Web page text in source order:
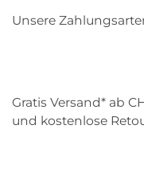
Unsere
Gratis Versand* ab
und kostenlose